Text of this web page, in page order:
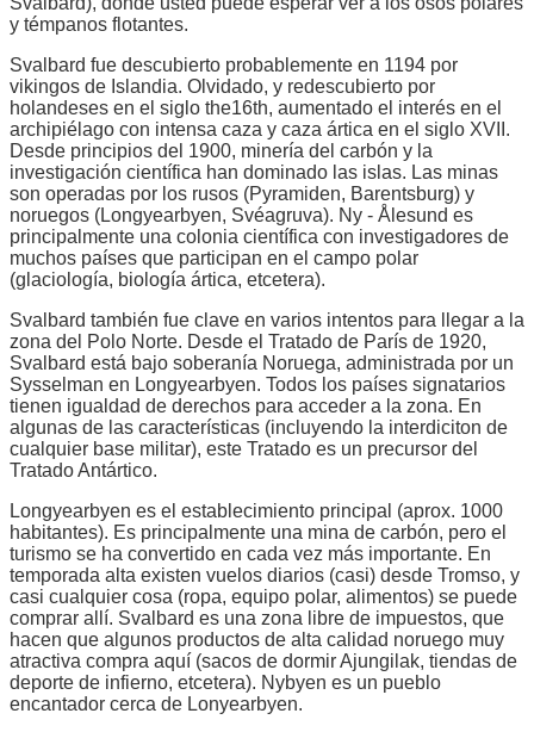
y témpanos flotantes.
Svalbard fue descubierto probablemente en 1194 por
vikingos de Islandia. Olvidado, y redescubierto por
holandeses en el siglo the16th, aumentado el interés en el
archipiélago con intensa caza y caza ártica en el siglo XVII.
Desde principios del 1900, minería del carbón y la
investigación científica han dominado las islas. Las minas
son operadas por los rusos (Pyramiden, Barentsburg) y
noruegos (Longyearbyen, Svéagruva). Ny - Ålesund es
principalmente una colonia científica con investigadores de
muchos países que participan en el campo polar
(glaciología, biología ártica, etcetera).
Svalbard también fue clave en varios intentos para llegar a la
zona del Polo Norte. Desde el Tratado de París de 1920,
Svalbard está bajo soberanía Noruega, administrada por un
Sysselman en Longyearbyen. Todos los países signatarios
tienen igualdad de derechos para acceder a la zona. En
algunas de las características (incluyendo la interdiciton de
cualquier base militar), este Tratado es un precursor del
Tratado Antártico.
Longyearbyen es el establecimiento principal (aprox. 1000
habitantes). Es principalmente una mina de carbón, pero el
turismo se ha convertido en cada vez más importante. En
temporada alta existen vuelos diarios (casi) desde Tromso, y
casi cualquier cosa (ropa, equipo polar, alimentos) se puede
comprar allí. Svalbard es una zona libre de impuestos, que
hacen que algunos productos de alta calidad noruego muy
atractiva compra aquí (sacos de dormir Ajungilak, tiendas de
deporte de infierno, etcetera). Nybyen es un pueblo
encantador cerca de Lonyearbyen.